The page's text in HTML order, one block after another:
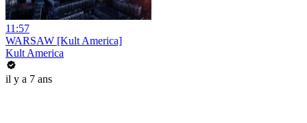
11:57
WARSAW [Kult America]
Kult America
il y a 7 ans